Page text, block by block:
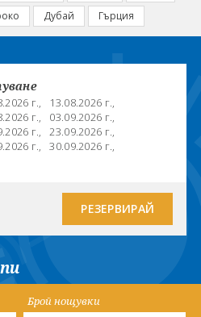
Документи
Дубай Гърция
г., 13.08.2026 г.,
г., 03.09.2026 г.,
г.,23.09.2026 г.,
г.,30.09.2026 г.,
РЕЗЕРВИРАЙ
Брой нощувки